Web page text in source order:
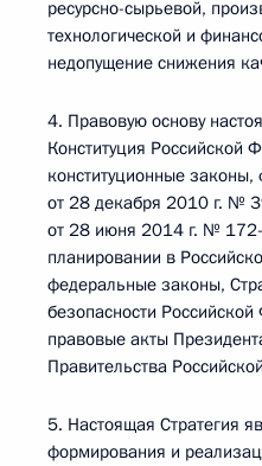
ресурсно-сырьевой,
технологической и
недопущение снижения
4. Правовую основу
Конституция Российской
конституционные
от 28 декабря 2010 г. №
от 28 июня 2014 г. №
планировании в
федеральные законы,
безопасности
правовые акты
Правительства
5. Настоящая Стратегия
формирования и